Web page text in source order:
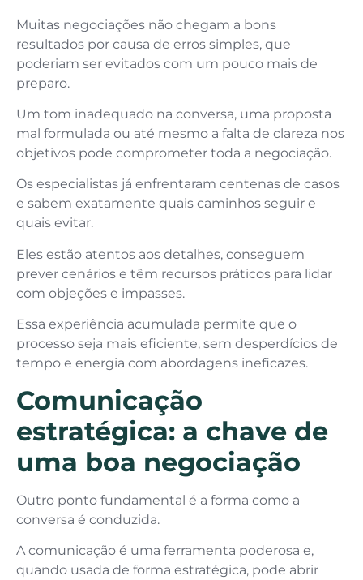
Muitas negociações não chegam a bons
resultados por causa de erros simples, que
poderiam ser evitados com um pouco mais de
preparo.
Um tom inadequado na conversa, uma proposta
mal formulada ou até mesmo a falta de clareza nos
objetivos pode comprometer toda a negociação.
Os especialistas já enfrentaram centenas de casos
e sabem exatamente quais caminhos seguir e
quais evitar.
Eles estão atentos aos detalhes, conseguem
prever cenários e têm recursos práticos para lidar
com objeções e impasses.
Essa experiência acumulada permite que o
processo seja mais eficiente, sem desperdícios de
tempo e energia com abordagens ineficazes.
Comunicação
estratégica: a chave de
uma boa negociação
Outro ponto fundamental é a forma como a
conversa é conduzida.
A comunicação é uma ferramenta poderosa e,
quando usada de forma estratégica, pode abrir